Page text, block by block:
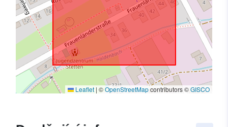
Leaflet | ©OpenStreetMapcontributors ©GISCO